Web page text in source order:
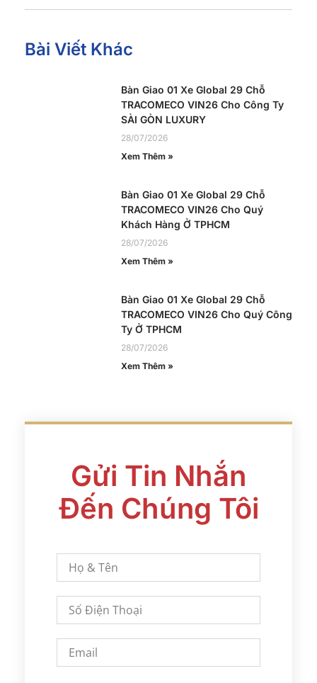
Bài Viết Khác
Bàn Giao 01 Xe Global 29 Chỗ
TRACOMECO VIN26 Cho Công Ty
SÀI GÒN LUXURY
28/07/2026
Xem Thêm »
Bàn Giao 01 Xe Global 29 Chỗ
TRACOMECO VIN26 Cho Quý
Khách Hàng Ở TPHCM
28/07/2026
Xem Thêm »
Bàn Giao 01 Xe Global 29 Chỗ
TRACOMECO VIN26 Cho Quý Công
Ty Ở TPHCM
28/07/2026
Xem Thêm »
Gửi Tin Nhắn
Đến Chúng Tôi